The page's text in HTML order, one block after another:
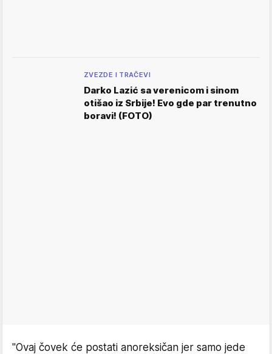
ZVEZDE I TRAČEVI
Darko Lazić sa verenicom i sinom
otišao iz Srbije! Evo gde par trenutno
boravi! (FOTO)
"Ovaj čovek će postati anoreksičan jer samo jede